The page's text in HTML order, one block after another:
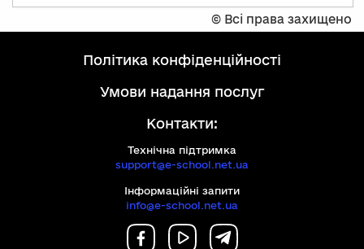
© Всі права захищено
політика конфіденційності
умови надання послуг
Контакти:
Технічна підтримка
support@e-school.net.ua
Інформаційні запити
info@e-school.net.ua